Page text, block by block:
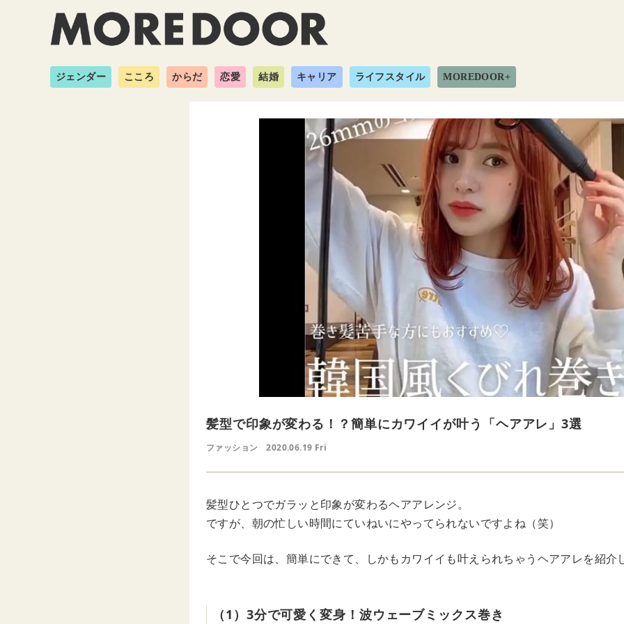
ジェンダー こころ からだ 恋愛 結婚 キャリア ライフスタイル MOREDOOR+
髪型で印象が変わる！？簡単にカワイイが叶う「ヘアアレ」3選
ファッション 2020.06.19 Fri
髪型ひとつでガラッと印象が変わるヘアアレンジ。
ですが、朝の忙しい時間にていねいにやってられないですよね（笑）
そこで今回は、簡単にできて、しかもカワイイも叶えられちゃうヘアアレを紹介
（1）3分で可愛く変身！波ウェーブミックス巻き